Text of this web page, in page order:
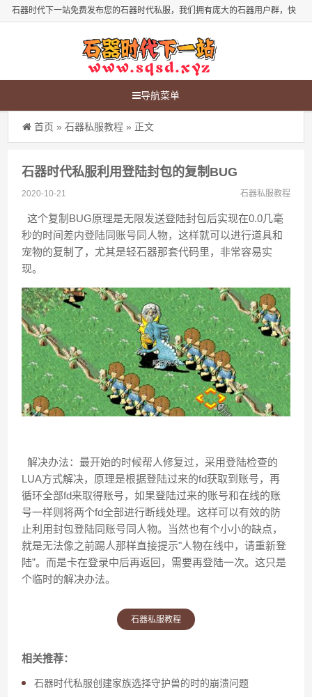
石器时代下一站免费发布您的石器时代私服，我们拥有庞大的石器用户群，快
导航菜单
首页 »石器私服教程 » 正文
石器时代私服利用登陆封包的复制BUG
2020-10-21 石器私服教程
这个复制BUG原理是无限发送登陆封包后实现在0.0几毫
秒的时间差内登陆同账号同人物，这样就可以进行道具和
宠物的复制了，尤其是轻石器那套代码里，非常容易实
现。
解决办法：最开始的时候帮人修复过，采用登陆检查的
LUA方式解决，原理是根据登陆过来的fd获取到账号，再
循环全部fd来取得账号，如果登陆过来的账号和在线的账
号一样则将两个fd全部进行断线处理。这样可以有效的防
止利用封包登陆同账号同人物。当然也有个小小的缺点，
就是无法像之前踢人那样直接提示"人物在线中，请重新登
陆”。而是卡在登录中后再返回，需要再登陆一次。这只是
个临时的解决办法。
石器私服教程
相关推荐：
石器时代私服创建家族选择守护兽的时的崩溃问题